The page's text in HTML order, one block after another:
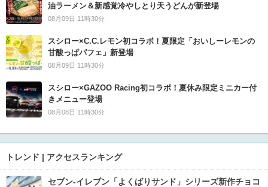
油ラーメン＆新感覚冷やしとり天うどんが新登場
08月09日 11時30分
スシロー×C.C.レモン初コラボ！夏限定「おいしーレモンの
甘酸っぱパフェ」新登場
08月09日 11時30分
スシロー×GAZOO Racing初コラボ！夏休み限定ミニカー付
きメニュー登場
08月08日 11時30分
トレンド | アクセスランキング
セブン‐イレブン「よくばりサンド」シリーズ新作チョコ